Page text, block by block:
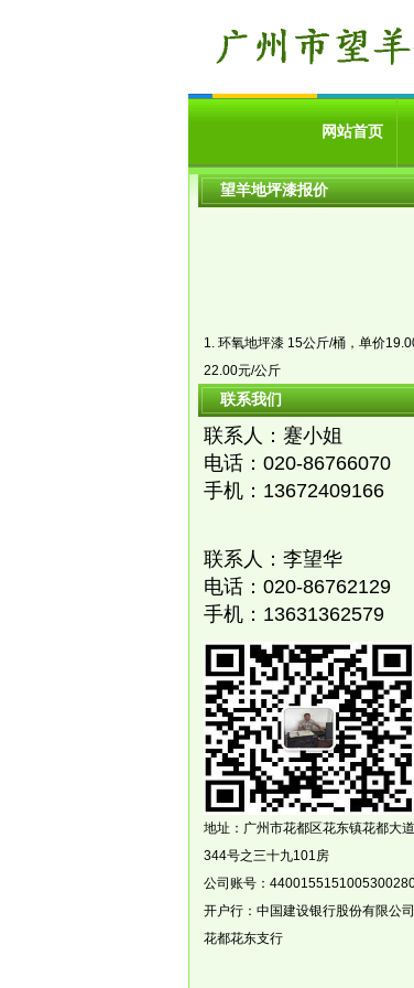
网站首页
望羊地坪漆报价
1. 环氧地坪漆 15公斤/桶，单价
22.00元/公斤
2. 环氧自流平底涂18.00元/公斤，
20.00元/公斤，面涂漆25.00元/公斤
根据客户要求装桶
3. 防静电地坪漆 普通型号45.00元/公
斤，自流平防静电65.00元/公斤，根
4. 防腐地坪漆20公斤/桶，80.00元/公
5. 以上油漆100公斤起订，3天内发
省内外可协商运费
6. 包工包料价根据地面实际情况议价
联系我们
联系人：蹇小姐
电话： 020-86766070
手机： 13672409166
联系人：李望华
电话： 020-86762129
手机： 13631362579
地址：广州市花都区花东镇花都大
344号之三十九101房
公司账号：
开户行：中国建设银行股份有限公
花都花东支行